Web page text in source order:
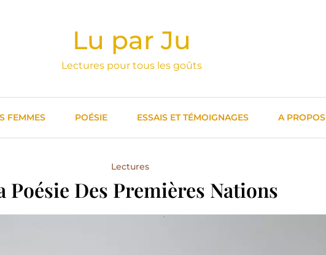
Lu par Ju
Lectures pour tous les goûts
FEMMES POÉSIE ESSAIS ET TÉMOIGNAGES A PROPOS
Lectures
Poésie Des Premières Nations